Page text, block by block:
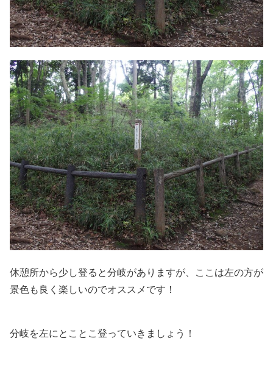
休憩所から少し登ると分岐がありますが、ここは左の方が
景色も良く楽しいのでオススメです！
分岐を左にとことこ登っていきましょう！